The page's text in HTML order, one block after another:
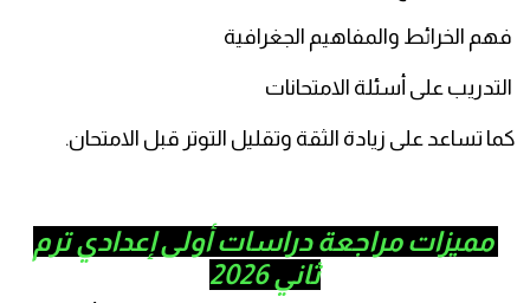
الخرائط والمفاهيم الجغرافية
على أسئلة الامتحانات
تساعد على زيادة الثقة وتقليل التوتر قبل الامتحان.
مميزات مراجعة دراسات أولى إعدادي ترم
ثاني 2026